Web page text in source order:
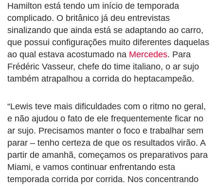
Hamilton está tendo um início de temporada
complicado. O britânico já deu entrevistas
sinalizando que ainda está se adaptando ao carro,
que possui configurações muito diferentes daquelas
ao qual estava acostumado na Mercedes. Para
Frédéric Vasseur, chefe do time italiano, o ar sujo
também atrapalhou a corrida do heptacampeão.
“Lewis teve mais dificuldades com o ritmo no geral,
e não ajudou o fato de ele frequentemente ficar no
ar sujo. Precisamos manter o foco e trabalhar sem
parar – tenho certeza de que os resultados virão. A
partir de amanhã, começamos os preparativos para
Miami, e vamos continuar enfrentando esta
temporada corrida por corrida. Nos concentrando